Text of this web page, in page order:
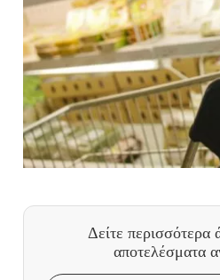
Δείτε περισσότερα
αποτελέσματα